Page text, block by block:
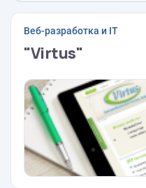
Веб-разработка и IT
"Virtus"